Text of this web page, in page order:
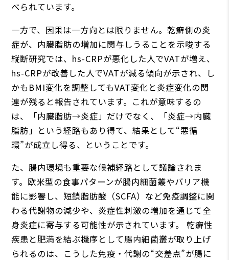
べられています。
一方で、因果は一方向とは限りません。乾癬側の炎
症が、内臓脂肪の増加に関与しうることを示唆する
縦断研究では、hs-CRPが悪化した人でVATが増え、
hs-CRPが改善した人でVATが減る傾向が示され、し
かもBMI変化を調整してもVAT変化と炎症変化の関
連が残ると報告されています。これが意味するの
は、「内臓脂肪→炎症」だけでなく、「炎症→内臓
脂肪」という経路もあり得て、結果として“悪循
環”が成立し得る、ということです。
た、腸内環境も重要な候補経路として議論されま
す。欧米型の食事パターンが腸内細菌叢やバリア機
能に影響し、短鎖脂肪酸（SCFA）など免疫調整に関
わる代謝物の減少や、炎症性刺激の増加を通じて全
身炎症に寄与する可能性が示されています。 乾癬性
疾患と肥満を結ぶ機序として腸内細菌叢が取り上げ
られるのは、こうした免疫・代謝の“交差点”が腸に